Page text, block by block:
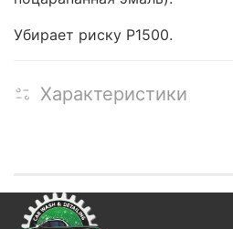
Убирает риску Р1500.
Характеристики